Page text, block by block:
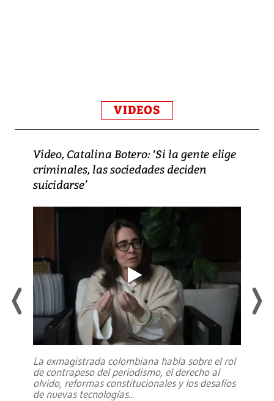
VIDEOS
Video, Catalina Botero: ‘Si la gente elige
criminales, las sociedades deciden
suicidarse’
La exmagistrada colombiana habla sobre el rol
de contrapeso del periodismo, el derecho al
olvido, reformas constitucionales y los desafíos
de nuevas tecnologías...